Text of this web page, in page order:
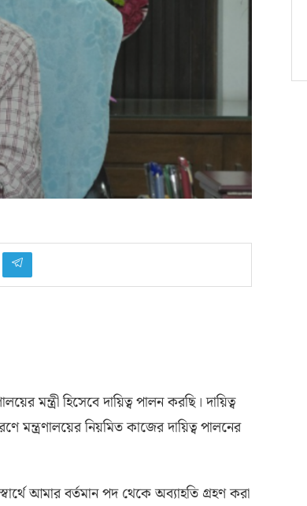
মন্ত্রী হিসেবে দায়িত্ব পালন করছি। দায়িত্ব
মন্ত্রণালয়ের নিয়মিত কাজের দায়িত্ব পালনের
আমার বর্তমান পদ থেকে অব্যাহতি গ্রহণ করা